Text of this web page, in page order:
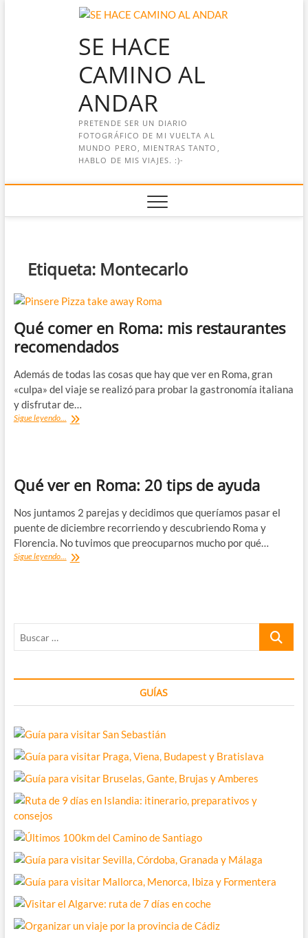
SE HACE
CAMINO AL
ANDAR
PRETENDE SER UN DIARIO
FOTOGRÁFICO DE MI VUELTA AL
MUNDO PERO, MIENTRAS TANTO,
HABLO DE MIS VIAJES. :)-
Etiqueta: Montecarlo
Qué comer en Roma: mis restaurantes
recomendados
Además de todas las cosas que hay que ver en Roma, gran
«culpa» del viaje se realizó para probar la gastronomía italiana
y disfrutar de…
Sigue leyendo... Qué
restaurantes
recomendados
Qué ver en Roma: 20 tips de ayuda
Nos juntamos 2 parejas y decidimos que queríamos pasar el
puente de diciembre recorriendo y descubriendo Roma y
Florencia. No tuvimos que preocuparnos mucho por qué…
Sigue leyendo... Qué
Buscar
GUÍAS